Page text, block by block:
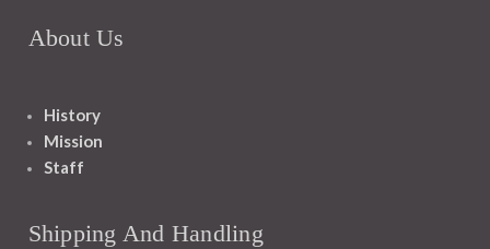
About Us
History
Mission
Staff
Shipping And Handling